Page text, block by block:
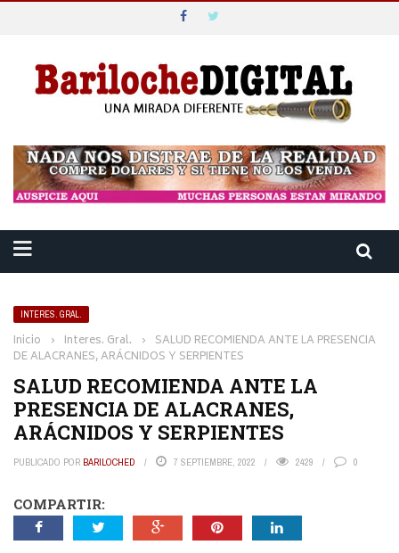
INTERES. GRAL.
Inicio › Interes. Gral. › SALUD RECOMIENDA ANTE LA PRESENCIA
DE ALACRANES, ARÁCNIDOS Y SERPIENTES
SALUD RECOMIENDA ANTE LA
PRESENCIA DE ALACRANES,
ARÁCNIDOS Y SERPIENTES
PUBLICADO POR BARILOCHED 7 SEPTIEMBRE, 2022 2429 0
COMPARTIR: